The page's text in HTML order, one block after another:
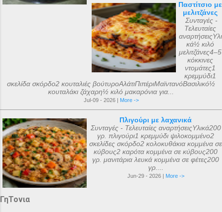
Παστίτσιο με
μελιτζάνες
Συνταγές -
Τελευταίες
αναρτήσειςΥλι
κά½ κιλό
μελιτζάνες4–5
κόκκινες
ντομάτες1
κρεμμύδι1
σκελίδα σκόρδο2 κουταλιές βούτυροΑλάτιΠιπέριΜαϊντανόΒασιλικό½
κουταλάκι ζάχαρη½ κιλό μακαρόνια για...
Jul-09 - 2026 | More ->
Πλιγούρι με λαχανικά
Συνταγές - Τελευταίες αναρτήσειςΥλικά200
γρ. πλιγούρι1 κρεμμύδι ψιλοκομμένο2
σκελίδες σκόρδο2 κολοκυθάκια κομμένα σε
κύβους2 καρότα κομμένα σε κύβους200
γρ. μανιτάρια λευκά κομμένα σε φέτες200
γρ....
Jun-29 - 2026 | More ->
ΓηΤονια